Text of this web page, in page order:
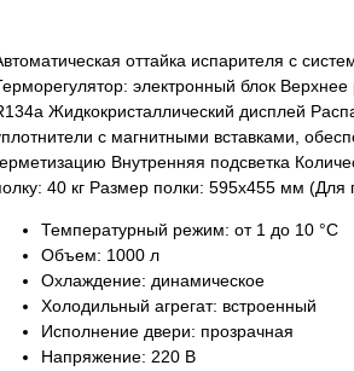
оттайка испарителя с
электронный блок
Жидкокристаллический дисплей
с магнитными вставками,
Внутренняя подсветка
40 кг Размер полки: 595х455 мм (Для
Температурный режим: от 1 до 10 °C
Объем: 1000 л
Охлаждение: динамическое
Холодильный агрегат: встроенный
Исполнение двери: прозрачная
Напряжение: 220 В